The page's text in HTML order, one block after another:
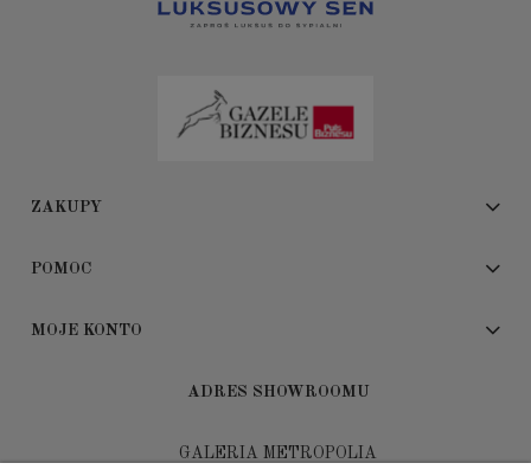
ZAKUPY
POMOC
MOJE KONTO
ADRES SHOWROOMU
GALERIA METROPOLIA